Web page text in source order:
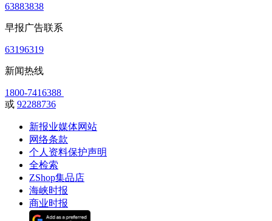
63883838
早报广告联系
63196319
新闻热线
1800-7416388
或 92288736
新报业媒体网站
网络条款
个人资料保护声明
全检索
ZShop集品店
海峡时报
商业时报